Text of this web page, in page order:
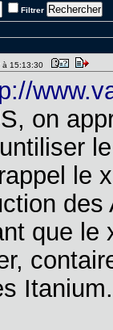
Filtrer
à 15:13:30
on
le
des
que le
Itanium.